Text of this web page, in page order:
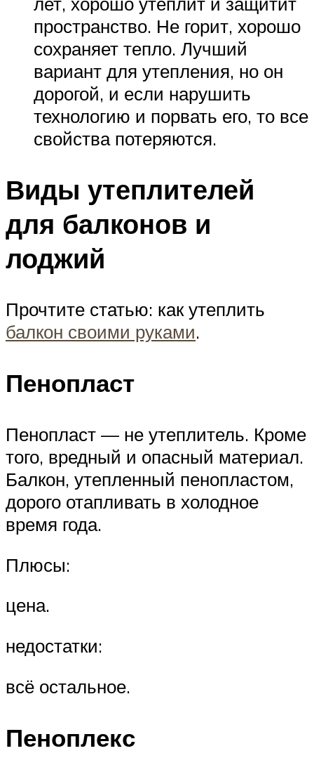
пространство. Не горит, хорошо
сохраняет тепло. Лучший
вариант для утепления, но он
дорогой, и если нарушить
технологию и порвать его, то все
свойства потеряются.
Виды утеплителей
для балконов и
лоджий
Прочтите статью: как утеплить
балкон своими руками.
Пенопласт
Пенопласт — не утеплитель. Кроме
того, вредный и опасный материал.
Балкон, утепленный пенопластом,
дорого отапливать в холодное
время года.
Плюсы:
цена.
недостатки:
всё остальное.
Пеноплекс